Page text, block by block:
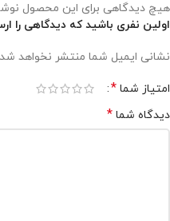
هیچ دیدگاهی برای این محصول
اولین نفری باشید که دیدگاهی را
نشانی ایمیل شما منتشر نخواهد
امتیاز شما *
دیدگاه شما *